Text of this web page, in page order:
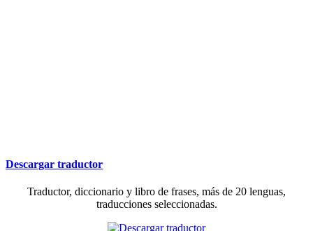
Descargar traductor
Traductor, diccionario y libro de frases, más de 20 lenguas,
traducciones seleccionadas.